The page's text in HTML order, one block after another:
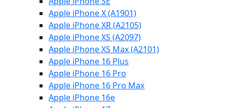
Apple iPhone X (A1901)
Apple iPhone XR (A2105)
Apple iPhone XS (A2097)
Apple iPhone XS Max (A2101)
Apple iPhone 16 Plus
Apple iPhone 16 Pro
Apple iPhone 16 Pro Max
Apple iPhone 16e